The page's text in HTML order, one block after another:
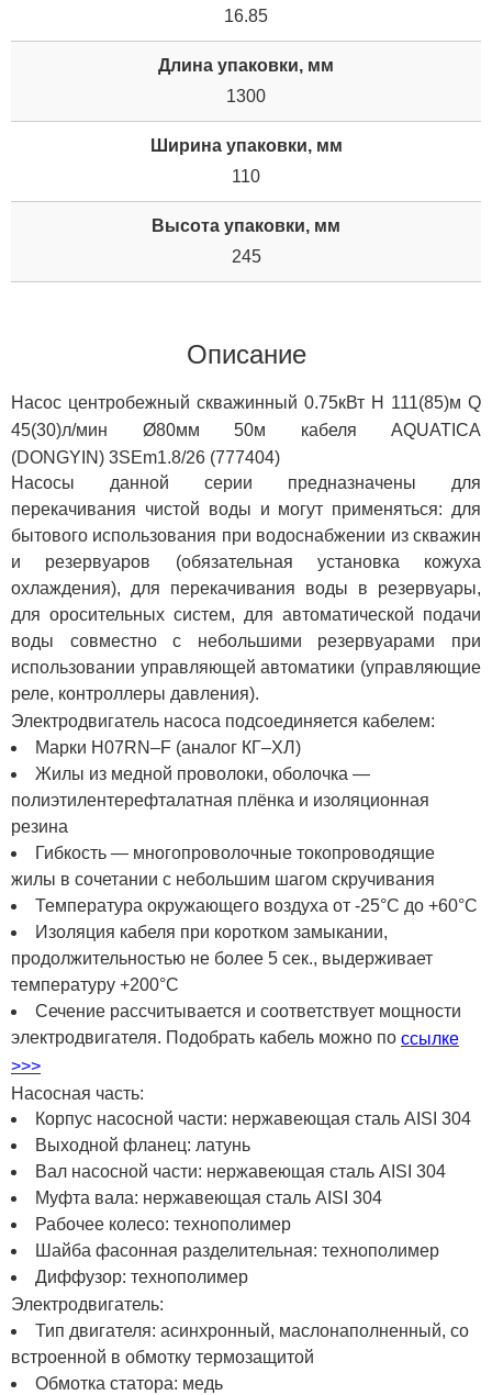
16.85
Длина упаковки, мм
1300
Ширина упаковки, мм
110
Высота упаковки, мм
245
Описание
Насос центробежный скважинный 0.75кВт H 111(85)м Q
45(30)л/мин Ø80мм 50м кабеля AQUATICA
(DONGYIN) 3SEm1.8/26 (777404)
Насосы данной серии предназначены для
перекачивания чистой воды и могут применяться: для
бытового использования при водоснабжении из скважин
и резервуаров (обязательная установка кожуха
охлаждения), для перекачивания воды в резервуары,
для оросительных систем, для автоматической подачи
воды совместно с небольшими резервуарами при
использовании управляющей автоматики (управляющие
реле, контроллеры давления).
Электродвигатель насоса подсоединяется кабелем:
Марки H07RN–F (аналог КГ–ХЛ)
Жилы из медной проволоки, оболочка —
полиэтилентерефталатная плёнка и изоляционная
резина
Гибкость — многопроволочные токопроводящие
жилы в сочетании с небольшим шагом скручивания
Температура окружающего воздуха от -25°C до +60°C
Изоляция кабеля при коротком замыкании,
продолжительностью не более 5 сек., выдерживает
температуру +200°C
Сечение рассчитывается и соответствует мощности
электродвигателя. Подобрать кабель можно по ссылке
>>>
Насосная часть:
Корпус насосной части: нержавеющая сталь AISI 304
Выходной фланец: латунь
Вал насосной части: нержавеющая сталь AISI 304
Муфта вала: нержавеющая сталь AISI 304
Рабочее колесо: технополимер
Шайба фасонная разделительная: технополимер
Диффузор: технополимер
Электродвигатель:
Тип двигателя: асинхронный, маслонаполненный, со
встроенной в обмотку термозащитой
Обмотка статора: медь